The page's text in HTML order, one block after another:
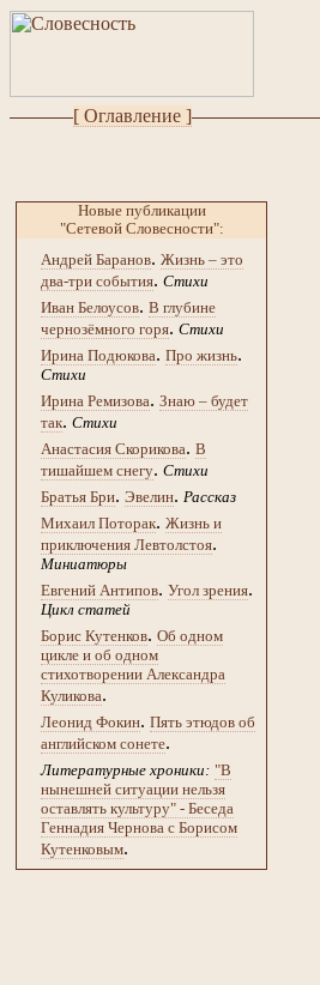
[ Оглавление ]
Новые публикации
"Сетевой Словесности":
Андрей Баранов. Жизнь – это
два-три события. Стихи
Иван Белоусов. В глубине
чернозёмного горя. Стихи
Ирина Подюкова. Про жизнь.
Стихи
Ирина Ремизова. Знаю – будет
так. Стихи
Анастасия Скорикова. В
тишайшем снегу. Стихи
Братья Бри. Эвелин. Рассказ
Михаил Поторак. Жизнь и
приключения Левтолстоя.
Миниатюры
Евгений Антипов. Угол зрения.
Цикл статей
Борис Кутенков. Об одном
цикле и об одном
стихотворении Александра
Куликова.
Леонид Фокин. Пять этюдов об
английском сонете.
Литературные хроники: "В
нынешней ситуации нельзя
оставлять культуру" - Беседа
Геннадия Чернова с Борисом
Кутенковым.